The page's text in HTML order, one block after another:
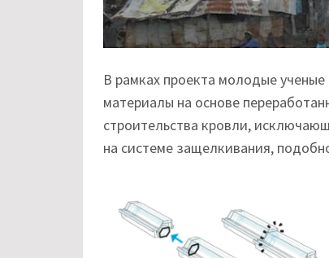
В рамках проекта молодые
материалы на основе
строительства кровли,
на системе защелкивания,